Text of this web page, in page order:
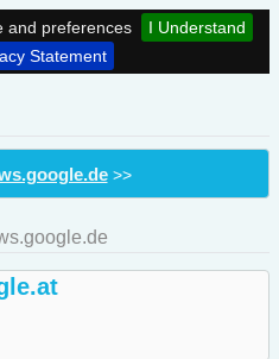
and preferences
I Understand
Statement
>>